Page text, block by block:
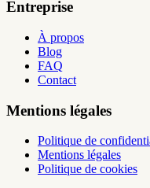
Entreprise
À propos
Blog
FAQ
Contact
Mentions légales
Politique de
Mentions légales
Politique de cookies